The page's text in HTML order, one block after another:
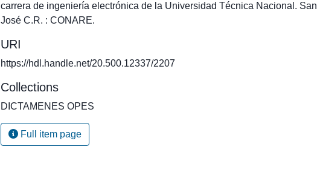
carrera de ingeniería electrónica de la Universidad Técnica Nacional. San
José C.R. : CONARE.
URI
https://hdl.handle.net/20.500.12337/2207
Collections
DICTAMENES OPES
Full item page